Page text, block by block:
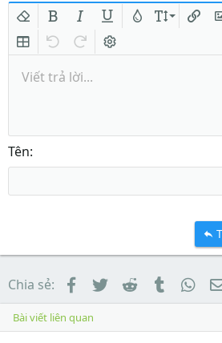
Xóa định dạng
In đậmIn nghiêngGạch chân
Insert table
Quay lạiLàm lại
Viết trả lời...
Tên
Chia sẻ: Facebook
TwitterReddit Tumblr
Bài viết liên quan